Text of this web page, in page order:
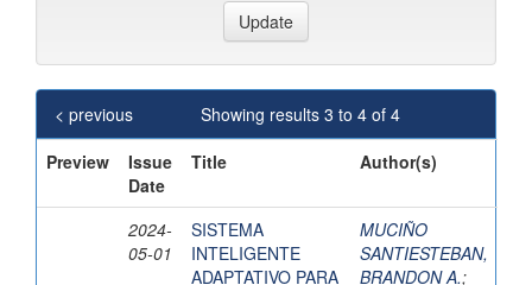
Showing results 3 to 4 of 4
< previous
Preview
Issue
Date
Title Author(s)
2024-
05-01
SISTEMA
INTELIGENTE
ADAPTATIVO PARA
MUCIÑO
SANTIESTEBAN,
BRANDON A.;